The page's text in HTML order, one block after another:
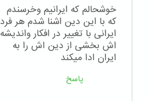
خوشحالم که ایرانیم وخرسندم
که با این دین اشنا شدم هر فرد
ایرانی با تغییر در افکار واندیشه
اش بخشی از دین اش را به
ایران ادا میکند
پاسخ